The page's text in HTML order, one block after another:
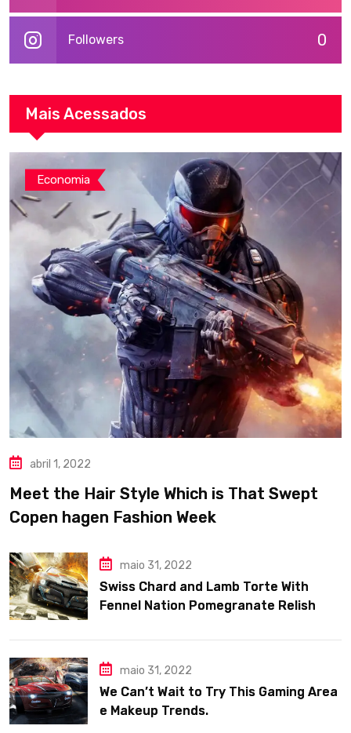
0
Followers
Mais Acessados
Economia
abril 1, 2022
Meet the Hair Style Which is That Swept
Copen hagen Fashion Week
maio 31, 2022
Swiss Chard and Lamb Torte With
Fennel Nation Pomegranate Relish
maio 31, 2022
We Can’t Wait to Try This Gaming Area
e Makeup Trends.